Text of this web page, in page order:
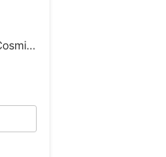
Bright Red / Cosmic Black Pearl Metallic